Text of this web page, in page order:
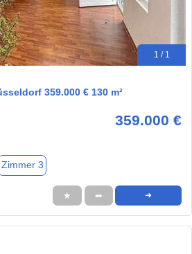
1 / 1
359.000 € 130 m²
359.000 €
Zimmer 3
★ ➦ ➜